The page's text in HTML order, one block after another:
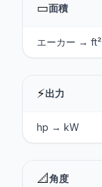
▭面積
エーカー → ft²
⚡出力
hp → kW
📐角度